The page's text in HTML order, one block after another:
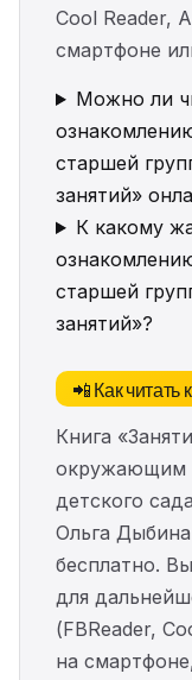
Cool Reader,
смартфоне
Можно ли
старшей
занятий»
К какому
старшей
занятий»?
📲 Как читать
Книга
окружающим
детского
Ольга
бесплатно.
для
(FBReader,
на